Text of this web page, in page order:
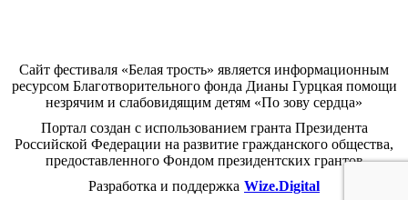
Сайт фестиваля «Белая трость» является информационным
ресурсом Благотворительного фонда Дианы Гурцкая помощи
незрячим и слабовидящим детям «По зову сердца»
Портал создан с использованием гранта Президента
Российской Федерации на развитие гражданского общества,
предоставленного Фондом президентских грантов
Разработка и поддержка Wize.Digital